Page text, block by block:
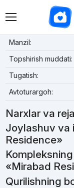
Manzil:
Topshirish muddati:
Tugatish:
Avtoturargoh:
Narxlar va
Joylashuv va
Residence»
«Mirabad
Qurilishning